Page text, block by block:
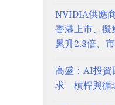
NVIDIA供應
香港上市、
累升2.8倍、
高盛：AI投
求 槓桿與循